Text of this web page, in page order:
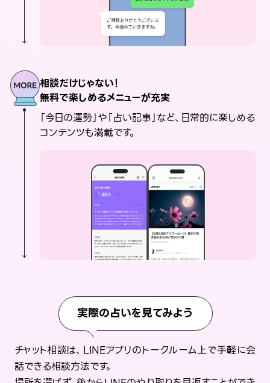
相談だけじゃない！
無料で楽しめるメニューが充実
「今日の運勢」や「占い記事」など、日常的に楽しめる
コンテンツも満載です。
実際の占いを見てみよう
チャット相談は、LINEアプリのトークルーム上で手軽に会
話できる相談方法です。